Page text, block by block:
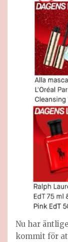
Nu har
kommit för